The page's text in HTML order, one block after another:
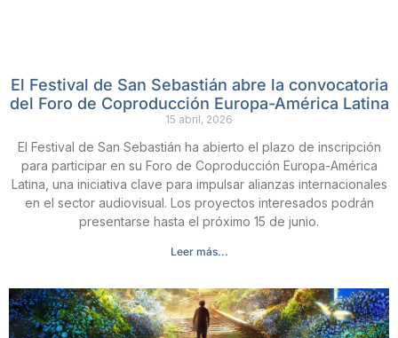
El Festival de San Sebastián abre la convocatoria
del Foro de Coproducción Europa-América Latina
15 abril, 2026
El Festival de San Sebastián ha abierto el plazo de inscripción
para participar en su Foro de Coproducción Europa-América
Latina, una iniciativa clave para impulsar alianzas internacionales
en el sector audiovisual. Los proyectos interesados podrán
presentarse hasta el próximo 15 de junio.
Leer más...